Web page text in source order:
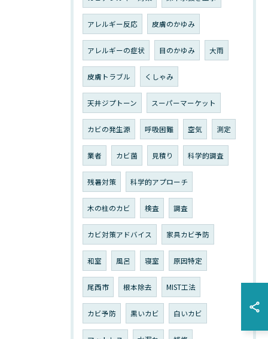
アレルギー反応 皮膚のかゆみ
アレルギーの症状 目のかゆみ 大雨
皮膚トラブル くしゃみ
天井ジプトーン スーパーマーケット
カビの発生源 呼吸困難 空気 測定
業者 カビ菌 見積り 科学的調査
残暑対策 科学的アプローチ
木の柱のカビ 検査 調査
カビ対策アドバイス 家具カビ予防
和室 風呂 寝室 原因特定
尾西市 根本除去 MIST工法
カビ予防 黒いカビ 白いカビ